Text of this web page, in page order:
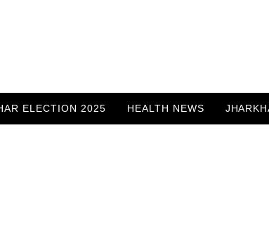
ELECTION 2025 HEALTH NEWS